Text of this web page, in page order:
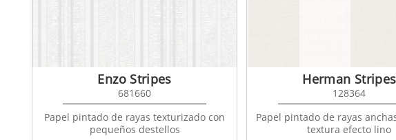
Enzo Stripes
681660
Papel pintado de rayas texturizado con
pequeños destellos
Herman Stripes
128364
Papel pintado de rayas
textura efecto lino